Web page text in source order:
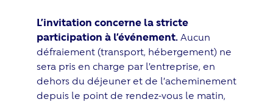
L’invitation concerne la stricte
participation à l’événement. Aucun
défraiement (transport, hébergement) ne
sera pris en charge par l’entreprise, en
dehors du déjeuner et de l’acheminement
depuis le point de rendez-vous le matin,